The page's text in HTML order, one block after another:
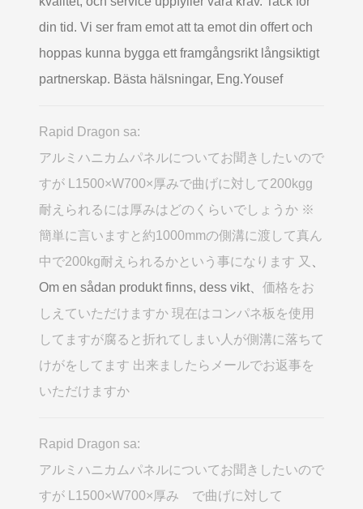
din tid. Vi ser fram emot att ta emot din offert och
hoppas kunna bygga ett framgångsrikt långsiktigt
partnerskap. Bästa hälsningar, Eng.Yousef
Rapid Dragon sa:
アルミハニカムパネルについてお聞きしたいので
すが L1500×W700×厚みで曲げに対して200kgg
耐えられるには厚みはどのくらいでしょうか ※
簡単に言いますと約1000mmの側溝に渡して真ん
中で200kg耐えられるかという事になります 又
Om en sådan produkt finns, dess vikt、 価格をお
しえていただけますか 現在はコンパネ板を使用
してますが腐ると折れてしまい人が側溝に落ちて
けがをしてます 出来ましたらメールでお返事を
いただけますか
Rapid Dragon sa:
アルミハニカムパネルについてお聞きしたいので
すが L1500×W700×厚み で曲げに対して